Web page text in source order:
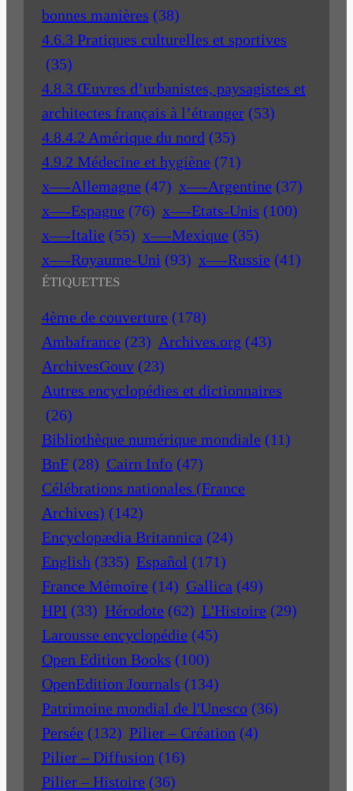
bonnes manières (38)
4.6.3 Pratiques culturelles et sportives
(35)
4.8.3 Œuvres d’urbanistes, paysagistes et
architectes français à l’étranger (53)
4.8.4.2 Amérique du nord (35)
4.9.2 Médecine et hygiène (71)
x—-Allemagne (47) x—-Argentine (37)
x—-Espagne (76) x—-Etats-Unis (100)
x—-Italie (55) x—-Mexique (35)
x—-Royaume-Uni (93) x—-Russie (41)
ÉTIQUETTES
4ème de couverture (178)
Ambafrance (23) Archives.org (43)
ArchivesGouv (23)
Autres encyclopédies et dictionnaires
(26)
Bibliothèque numérique mondiale (11)
BnF (28) Cairn Info (47)
Célébrations nationales (France
Archives) (142)
Encyclopædia Britannica (24)
English (335) Español (171)
France Mémoire (14) Gallica (49)
HPI (33) Hérodote (62) L'Histoire (29)
Larousse encyclopédie (45)
Open Edition Books (100)
OpenEdition Journals (134)
Patrimoine mondial de l'Unesco (36)
Persée (132) Pilier – Création (4)
Pilier – Diffusion (16)
Pilier – Histoire (36)